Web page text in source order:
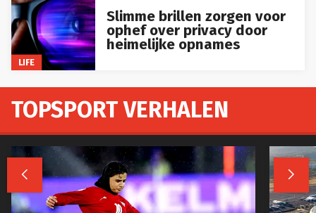
LIFE
Slimme brillen zorgen voor
ophef over privacy door
heimelijke opnames
TOPSPORT VERHALEN
 